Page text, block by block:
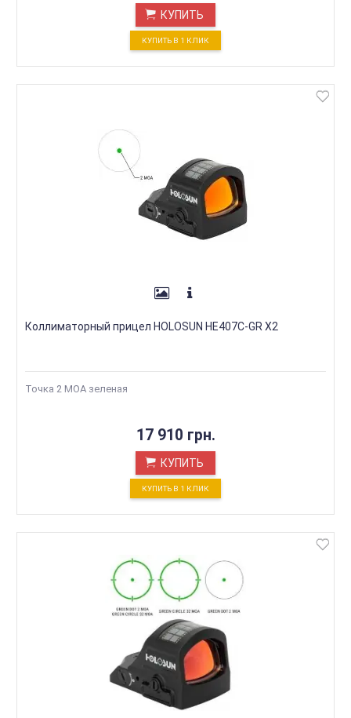
КУПИТЬ
КУПИТЬ В 1 КЛИК
Коллиматорный прицел HOLOSUN HE407C-GR X2
Точка 2 МОА зеленая
17 910 грн.
КУПИТЬ
КУПИТЬ В 1 КЛИК